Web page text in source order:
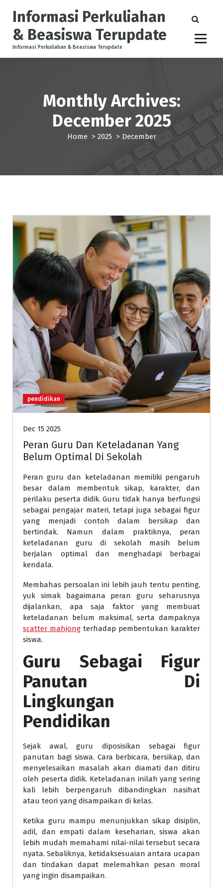
o
Informasi Perkuliahan
& Beasiswa Terupdate
Informasi Perkuliahan & Beasiswa Terupdate
Monthly Archives:
December 2025
Home > 2025 > December
pendidikan
Dec 15 2025
Peran Guru Dan Keteladanan Yang
Belum Optimal Di Sekolah
Peran guru dan keteladanan memiliki pengaruh
besar dalam membentuk sikap, karakter, dan
perilaku peserta didik. Guru tidak hanya berfungsi
sebagai pengajar materi, tetapi juga sebagai figur
yang menjadi contoh dalam bersikap dan
bertindak. Namun dalam praktiknya, peran
keteladanan guru di sekolah masih belum
berjalan optimal dan menghadapi berbagai
kendala.
Membahas persoalan ini lebih jauh tentu penting,
yuk simak bagaimana peran guru seharusnya
dijalankan, apa saja faktor yang membuat
keteladanan belum maksimal, serta dampaknya
scatter mahjong terhadap pembentukan karakter
siswa.
Guru Sebagai Figur
Panutan Di
Lingkungan
Pendidikan
Sejak awal, guru diposisikan sebagai figur
panutan bagi siswa. Cara berbicara, bersikap, dan
menyelesaikan masalah akan diamati dan ditiru
oleh peserta didik. Keteladanan inilah yang sering
kali lebih berpengaruh dibandingkan nasihat
atau teori yang disampaikan di kelas.
Ketika guru mampu menunjukkan sikap disiplin,
adil, dan empati dalam keseharian, siswa akan
lebih mudah memahami nilai-nilai tersebut secara
nyata. Sebaliknya, ketidaksesuaian antara ucapan
dan tindakan dapat melemahkan pesan moral
yang ingin disampaikan.